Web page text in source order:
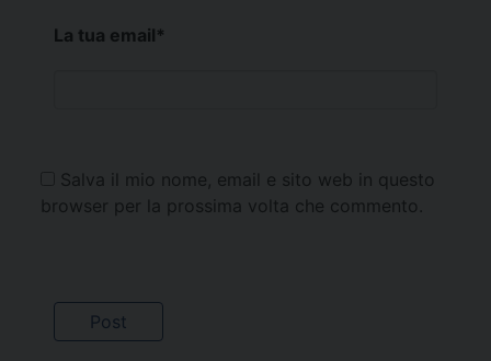
La tua email*
Salva il mio nome, email e sito web in questo
browser per la prossima volta che commento.